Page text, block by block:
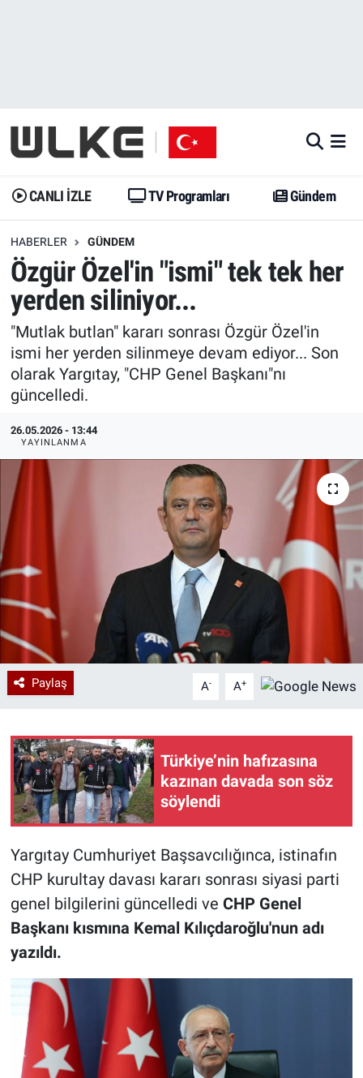
CANLI İZLE TV Programları Gündem
HABERLER GÜNDEM
Özgür Özel'in "ismi" tek tek her
yerden siliniyor...
"Mutlak butlan" kararı sonrası Özgür Özel'in
ismi her yerden silinmeye devam ediyor... Son
olarak Yargıtay, "CHP Genel Başkanı"nı
güncelledi.
26.05.2026 - 13:44
YAYINLANMA
Paylaş A- A+
Türkiye’nin hafızasına
kazınan davada son söz
söylendi
Yargıtay Cumhuriyet Başsavcılığınca, istinafın
CHP kurultay davası kararı sonrası siyasi parti
genel bilgilerini güncelledi ve CHP Genel
Başkanı kısmına Kemal Kılıçdaroğlu'nun adı
yazıldı.
Gündem
Dünya
Erişim Bilgileri
Ekonomi
Trend
Özel Haberler
Yazarlar
Gündem
Trend
Erişim Bilgileri
Spor
Ekonomi
Dünya
Medya
Özel Haberler
Erişim Bilgileri
Teknoloji
Ramazan
İstanbul Namaz Vakitleri
Trafik Durumu
Erişim Bilgileri
Tüm Manşetler
Son Dakika Haberleri
Haber Arşivi